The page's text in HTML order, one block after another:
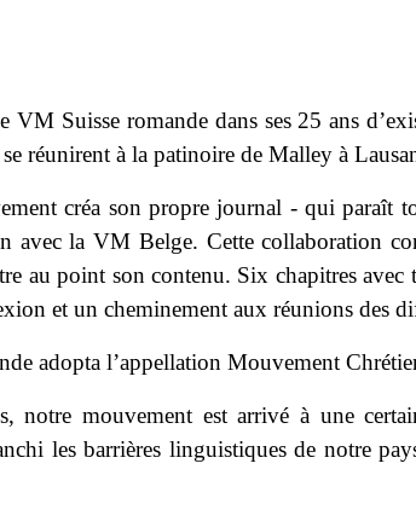
VM Suisse romande dans ses 25 ans
réunirent à la patinoire de Malley à
créa son propre journal - qui paraît
avec la VM Belge. Cette collaboration
au point son contenu. Six chapitres
et un cheminement aux réunions des
adopta l’appellation Mouvement
notre mouvement est arrivé à une
les barrières linguistiques de notre